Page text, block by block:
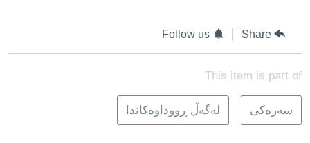
Share
Follow us
This item is part of
سه‌ره‌کی له‌گه‌ڵ ڕووداوه‌کاندا